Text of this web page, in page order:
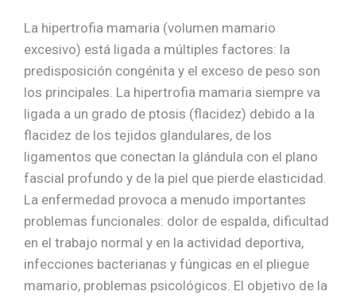
La hipertrofia mamaria (volumen mamario
excesivo) está ligada a múltiples factores: la
predisposición congénita y el exceso de peso son
los principales. La hipertrofia mamaria siempre va
ligada a un grado de ptosis (flacidez) debido a la
flacidez de los tejidos glandulares, de los
ligamentos que conectan la glándula con el plano
fascial profundo y de la piel que pierde elasticidad.
La enfermedad provoca a menudo importantes
problemas funcionales: dolor de espalda, dificultad
en el trabajo normal y en la actividad deportiva,
infecciones bacterianas y fúngicas en el pliegue
mamario, problemas psicológicos. El objetivo de la